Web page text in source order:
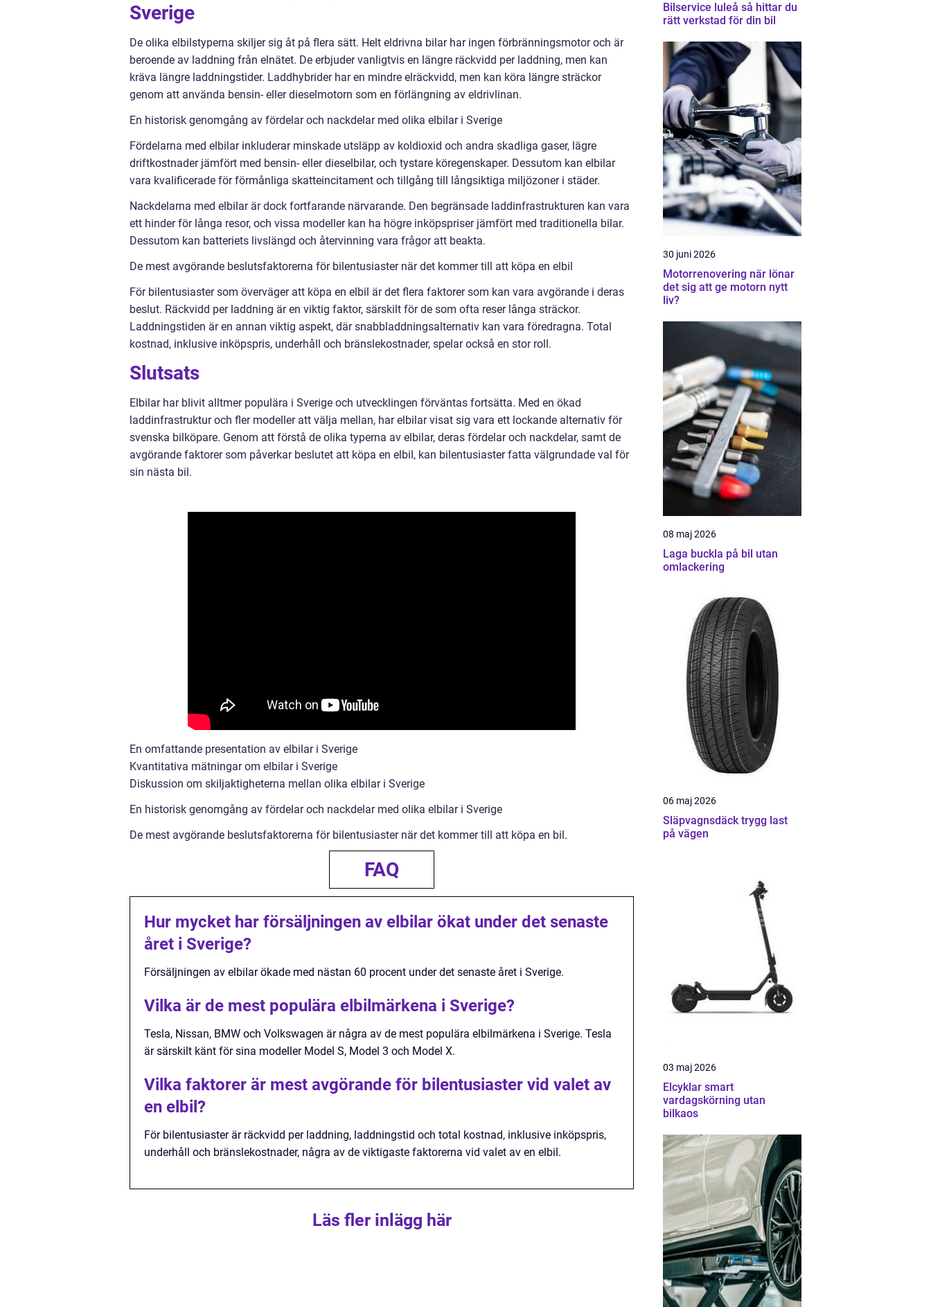
Sverige
De olika elbilstyperna skiljer sig åt på flera sätt. Helt eldrivna bilar har ingen förbränningsmotor och är
beroende av laddning från elnätet. De erbjuder vanligtvis en längre räckvidd per laddning, men kan
kräva längre laddningstider. Laddhybrider har en mindre elräckvidd, men kan köra längre sträckor
genom att använda bensin- eller dieselmotorn som en förlängning av eldrivlinan.
En historisk genomgång av fördelar och nackdelar med olika elbilar i Sverige
Fördelarna med elbilar inkluderar minskade utsläpp av koldioxid och andra skadliga gaser, lägre
driftkostnader jämfört med bensin- eller dieselbilar, och tystare köregenskaper. Dessutom kan elbilar
vara kvalificerade för förmånliga skatteincitament och tillgång till långsiktiga miljözoner i städer.
Nackdelarna med elbilar är dock fortfarande närvarande. Den begränsade laddinfrastrukturen kan vara
ett hinder för långa resor, och vissa modeller kan ha högre inköpspriser jämfört med traditionella bilar.
Dessutom kan batteriets livslängd och återvinning vara frågor att beakta.
De mest avgörande beslutsfaktorerna för bilentusiaster när det kommer till att köpa en elbil
För bilentusiaster som överväger att köpa en elbil är det flera faktorer som kan vara avgörande i deras
beslut. Räckvidd per laddning är en viktig faktor, särskilt för de som ofta reser långa sträckor.
Laddningstiden är en annan viktig aspekt, där snabbladdningsalternativ kan vara föredragna. Total
kostnad, inklusive inköpspris, underhåll och bränslekostnader, spelar också en stor roll.
Slutsats
Elbilar har blivit alltmer populära i Sverige och utvecklingen förväntas fortsätta. Med en ökad
laddinfrastruktur och fler modeller att välja mellan, har elbilar visat sig vara ett lockande alternativ för
svenska bilköpare. Genom att förstå de olika typerna av elbilar, deras fördelar och nackdelar, samt de
avgörande faktorer som påverkar beslutet att köpa en elbil, kan bilentusiaster fatta välgrundade val för
sin nästa bil.
En omfattande presentation av elbilar i Sverige
Kvantitativa mätningar om elbilar i Sverige
Diskussion om skiljaktigheterna mellan olika elbilar i Sverige
En historisk genomgång av fördelar och nackdelar med olika elbilar i Sverige
De mest avgörande beslutsfaktorerna för bilentusiaster när det kommer till att köpa en bil.
FAQ
Hur mycket har försäljningen av elbilar ökat under det senaste
året i Sverige?
Försäljningen av elbilar ökade med nästan 60 procent under det senaste året i Sverige.
Vilka är de mest populära elbilmärkena i Sverige?
Tesla, Nissan, BMW och Volkswagen är några av de mest populära elbilmärkena i Sverige. Tesla
är särskilt känt för sina modeller Model S, Model 3 och Model X.
Vilka faktorer är mest avgörande för bilentusiaster vid valet av
en elbil?
För bilentusiaster är räckvidd per laddning, laddningstid och total kostnad, inklusive inköpspris,
underhåll och bränslekostnader, några av de viktigaste faktorerna vid valet av en elbil.
Läs fler inlägg här
Bilservice luleå så hittar du
rätt verkstad för din bil
30 juni 2026
Motorrenovering när lönar
det sig att ge motorn nytt
liv?
08 maj 2026
Laga buckla på bil utan
omlackering
06 maj 2026
Släpvagnsdäck trygg last
på vägen
03 maj 2026
Elcyklar smart
vardagskörning utan
bilkaos